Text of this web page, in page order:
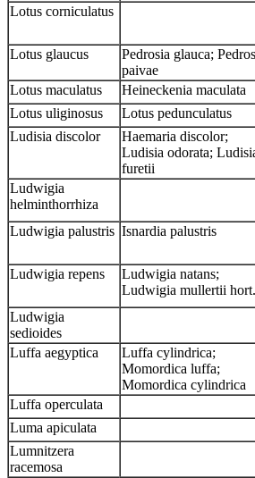
Lotus corniculatus
Lotus glaucus
Pedrosia glauca;
paivae
Lotus maculatus Heineckenia maculata
Lotus uliginosus Lotus pedunculatus
Ludisia discolor
Haemaria discolor;
Ludisia odorata;
furetii
Ludwigia
helminthorrhiza
Ludwigia palustris Isnardia palustris
Ludwigia repens
Ludwigia natans;
Ludwigia mullertii hort.
Ludwigia
sedioides
Luffa aegyptica
Luffa cylindrica;
Momordica luffa;
Momordica cylindrica
Luffa operculata
Luma apiculata
Lumnitzera
racemosa